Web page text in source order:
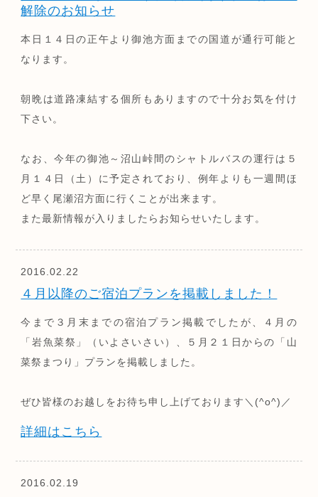
解除のお知らせ
本日１４日の正午より御池方面までの国道が通行可能と
なります。
朝晩は道路凍結する個所もありますので十分お気を付け
下さい。
なお、今年の御池～沼山峠間のシャトルバスの運行は５
月１４日（土）に予定されており、例年よりも一週間ほ
ど早く尾瀬沼方面に行くことが出来ます。
また最新情報が入りましたらお知らせいたします。
2016.02.22
４月以降のご宿泊プランを掲載しました！
今まで３月末までの宿泊プラン掲載でしたが、４月の
「岩魚菜祭」（いよさいさい）、５月２１日からの「山
菜祭まつり」プランを掲載しました。
ぜひ皆様のお越しをお待ち申し上げております＼(^o^)／
詳細はこちら
2016.02.19